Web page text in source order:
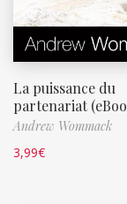
La puissance du
partenariat
Andrew Wommack
3,99€